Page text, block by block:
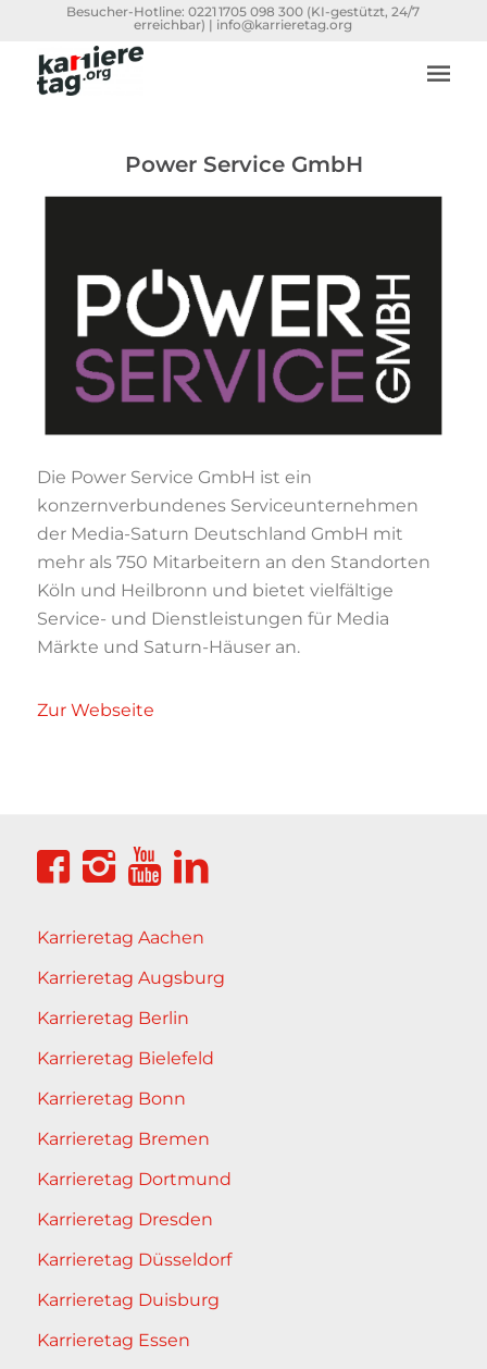
Besucher-Hotline:0221 1705 098 300 (KI-gestützt, 24/7
erreichbar) | info@karrieretag.org
Power Service GmbH
Die Power Service GmbH ist ein
konzernverbundenes Serviceunternehmen
der Media-Saturn Deutschland GmbH mit
mehr als 750 Mitarbeitern an den Standorten
Köln und Heilbronn und bietet vielfältige
Service- und Dienstleistungen für Media
Märkte und Saturn-Häuser an.
Zur Webseite
Karrieretag Aachen
Karrieretag Augsburg
Karrieretag Berlin
Karrieretag Bielefeld
Karrieretag Bonn
Karrieretag Bremen
Karrieretag Dortmund
Karrieretag Dresden
Karrieretag Düsseldorf
Karrieretag Duisburg
Karrieretag Essen